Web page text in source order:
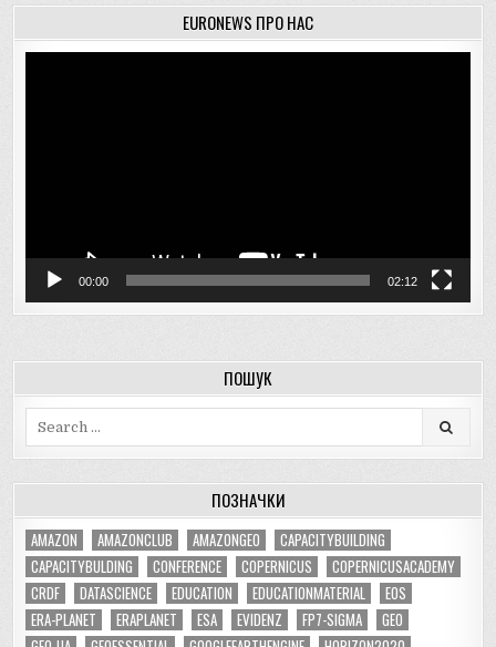
EURONEWS ПРО НАС
00:00 02:12
ПОШУК
ПОЗНАЧКИ
AMAZON AMAZONCLUB AMAZONGEO
CAPACITYBUILDING
CAPACITYBULDING
CONFERENCE COPERNICUS
COPERNICUSACADEMY
CRDF
DATASCIENCE EDUCATION EDUCATIONMATERIAL
EOS
ERA-PLANET
ERAPLANET ESA EVIDENZ FP7-SIGMA
GEO